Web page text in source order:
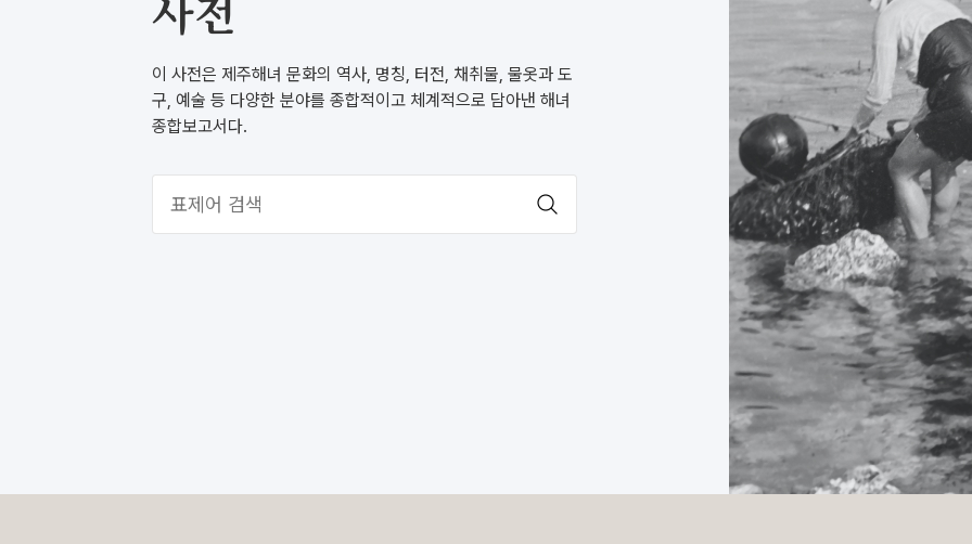
이 사전은 제주해녀 문화의 역사, 명칭, 터전, 채취물, 물옷과 도
구, 예술 등 다양한 분야를 종합적이고 체계적으로 담아낸 해녀
종합보고서다.